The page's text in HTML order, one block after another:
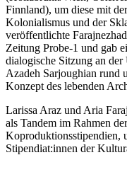
Finnland), um diese mit
Kolonialismus und der
veröffentlichte
Zeitung Probe-1 und gab
dialogische Sitzung an
Azadeh Sarjoughian rund
Konzept des lebenden
Larissa Araz und Aria
als Tandem im Rahmen
Koproduktionsstipendien,
Stipendiat:innen der